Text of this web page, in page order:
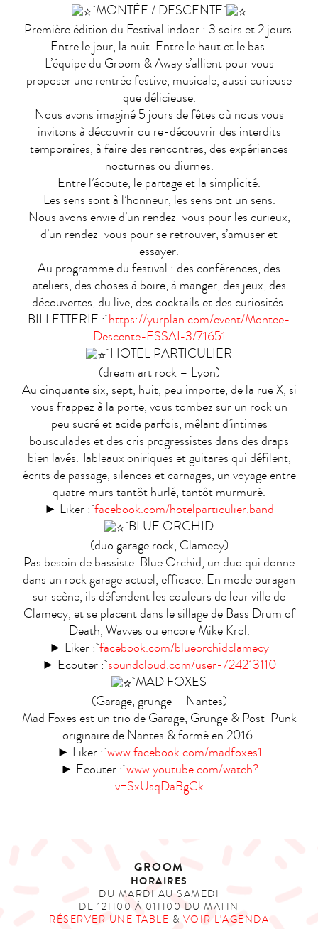
MONTÉE / DESCENTE
Première édition du Festival indoor : 3 soirs et 2 jours.
Entre le jour, la nuit. Entre le haut et le bas.
L’équipe du Groom & Away s’allient pour vous
proposer une rentrée festive, musicale, aussi curieuse
que délicieuse.
Nous avons imaginé 5 jours de fêtes où nous vous
invitons à découvrir ou re-découvrir des interdits
temporaires, à faire des rencontres, des expériences
nocturnes ou diurnes.
Entre l’écoute, le partage et la simplicité.
Les sens sont à l’honneur, les sens ont un sens.
Nous avons envie d’un rendez-vous pour les curieux,
d’un rendez-vous pour se retrouver, s’amuser et
essayer.
Au programme du festival : des conférences, des
ateliers, des choses à boire, à manger, des jeux, des
découvertes, du live, des cocktails et des curiosités.
BILLETTERIE :https://yurplan.com/event/Montee-
Descente-ESSAI-3/71651
HOTEL PARTICULIER
(dream art rock – Lyon)
Au cinquante six, sept, huit, peu importe, de la rue X, si
vous frappez à la porte, vous tombez sur un rock un
peu sucré et acide parfois, mêlant d’intimes
bousculades et des cris progressistes dans des draps
bien lavés. Tableaux oniriques et guitares qui défilent,
écrits de passage, silences et carnages, un voyage entre
quatre murs tantôt hurlé, tantôt murmuré.
► Liker :facebook.com/hotelparticulier.band
BLUE ORCHID
(duo garage rock, Clamecy)
Pas besoin de bassiste. Blue Orchid, un duo qui donne
dans un rock garage actuel, efficace. En mode ouragan
sur scène, ils défendent les couleurs de leur ville de
Clamecy, et se placent dans le sillage de Bass Drum of
Death, Wavves ou encore Mike Krol.
► Liker :facebook.com/blueorchidclamecy
► Ecouter :soundcloud.com/user-724213110
MAD FOXES
(Garage, grunge – Nantes)
Mad Foxes est un trio de Garage, Grunge & Post-Punk
originaire de Nantes & formé en 2016.
► Liker :www.facebook.com/madfoxes1
► Ecouter :www.youtube.com/watch?
v=SxUsqDaBgCk
GROOM
HORAIRES
DU MARDI AU SAMEDI
DE 12H00 À 01H00 DU MATIN
RÉSERVER UNE TABLE & VOIR L'AGENDA